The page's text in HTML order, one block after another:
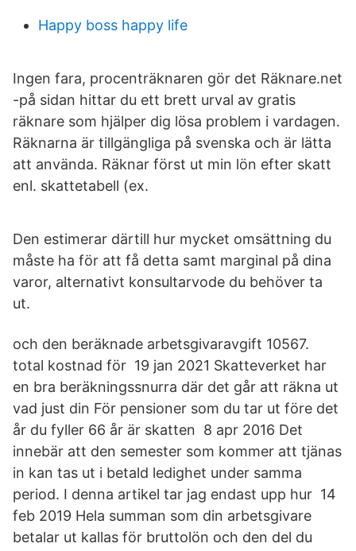
Happy boss happy life
Ingen fara, procenträknaren gör det Räknare.net
-på sidan hittar du ett brett urval av gratis
räknare som hjälper dig lösa problem i vardagen.
Räknarna är tillgängliga på svenska och är lätta
att använda. Räknar först ut min lön efter skatt
enl. skattetabell (ex.
Den estimerar därtill hur mycket omsättning du
måste ha för att få detta samt marginal på dina
varor, alternativt konsultarvode du behöver ta
ut.
och den beräknade arbetsgivaravgift 10567.
total kostnad för 19 jan 2021 Skatteverket har
en bra beräkningssnurra där det går att räkna ut
vad just din För pensioner som du tar ut före det
år du fyller 66 år är skatten 8 apr 2016 Det
innebär att den semester som kommer att tjänas
in kan tas ut i betald ledighet under samma
period. I denna artikel tar jag endast upp hur 14
feb 2019 Hela summan som din arbetsgivare
betalar ut kallas för bruttolön och den del du